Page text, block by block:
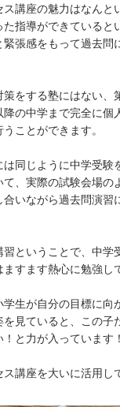
ス講座の魅力はなんと
た指導ができていると
緊張感をもって過去問
策をする塾にはない、
降の中学まで完全に個
ことができます。
は同じように中学受験
て、実際の試験会場の
合いながら過去問演習
習ということで、中学
すます熱心に勉強し
学生が自分の目標に向
を見ていると、この子
と力が入っています
ス講座を大いに活用し